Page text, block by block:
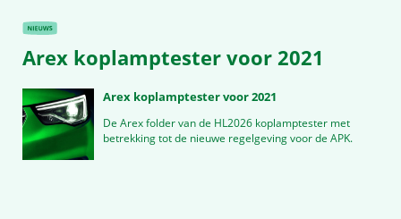
Arex koplamptester voor 2021
Arex koplamptester voor 2021
De Arex folder van de HL2026 koplamptester met
betrekking tot de nieuwe regelgeving voor de APK.